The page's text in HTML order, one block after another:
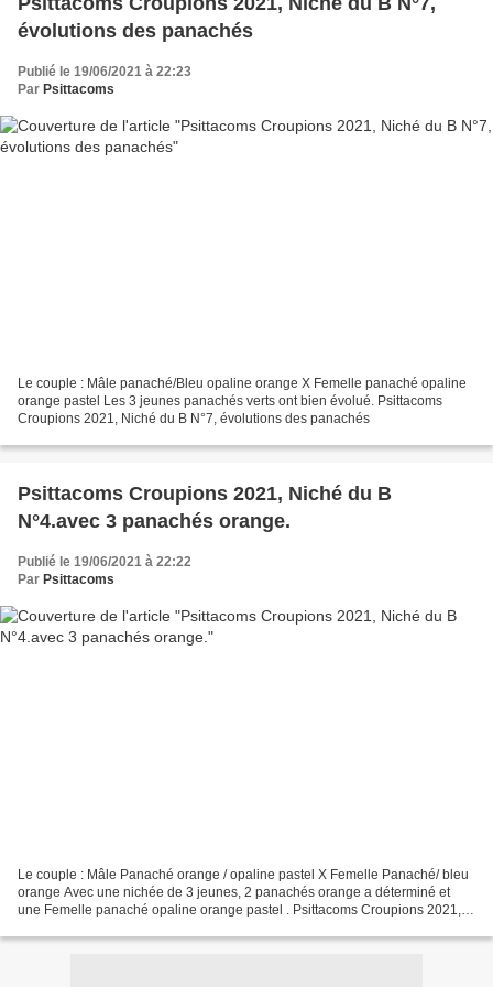
évolutions des panachés
Publié le 19/06/2021 à 22:23
Par Psittacoms
Le couple : Mâle panaché/Bleu opaline orange X Femelle panaché opaline
orange pastel Les 3 jeunes panachés verts ont bien évolué. Psittacoms
Croupions 2021, Niché du B N°7, évolutions des panachés
Psittacoms Croupions 2021, Niché du B
N°4.avec 3 panachés orange.
Publié le 19/06/2021 à 22:22
Par Psittacoms
Le couple : Mâle Panaché orange / opaline pastel X Femelle Panaché/ bleu
orange Avec une nichée de 3 jeunes, 2 panachés orange a déterminé et
une Femelle panaché opaline orange pastel . Psittacoms Croupions 2021,